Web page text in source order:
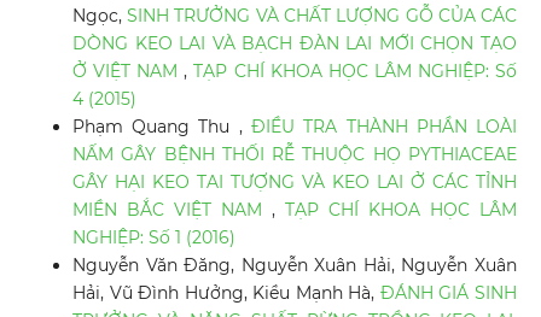
Ngọc,SINH TRƯỞNG VÀ CHẤT LƯỢNG GỖ CỦA CÁC
DÒNG KEO LAI VÀ BẠCH ĐÀN LAI MỚI CHỌN TẠO
Ở VIỆT NAM,TẠP CHÍ KHOA HỌC LÂM NGHIỆP: Số
4 (2015)
Phạm Quang Thu , ĐIỀU TRA THÀNH PHẦN LOÀI
NẤM GÂY BỆNH THỐI RỄ THUỘC HỌ PYTHIACEAE
GÂY HẠI KEO TAI TƯỢNG VÀ KEO LAI Ở CÁC TỈNH
MIỀN BẮC VIỆT NAM ,TẠP CHÍ KHOA HỌC LÂM
NGHIỆP: Số 1 (2016)
Nguyễn Văn Đăng, Nguyễn Xuân Hải, Nguyễn Xuân
Hải, Vũ Đình Hưởng, Kiều Mạnh Hà, ĐÁNH GIÁ SINH